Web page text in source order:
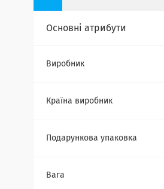
Основні атрибути
Виробник
Країна виробник
Подарункова упаковка
Вага